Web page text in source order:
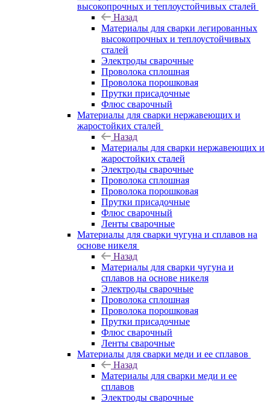
высокопрочных и теплоустойчивых сталей
Назад
Материалы для сварки легированных
высокопрочных и теплоустойчивых
сталей
Электроды сварочные
Проволока сплошная
Проволока порошковая
Прутки присадочные
Флюс сварочный
Материалы для сварки нержавеющих и
жаростойких сталей
Назад
Материалы для сварки нержавеющих и
жаростойких сталей
Электроды сварочные
Проволока сплошная
Проволока порошковая
Прутки присадочные
Флюс сварочный
Ленты сварочные
Материалы для сварки чугуна и сплавов на
основе никеля
Назад
Материалы для сварки чугуна и
сплавов на основе никеля
Электроды сварочные
Проволока сплошная
Проволока порошковая
Прутки присадочные
Флюс сварочный
Ленты сварочные
Материалы для сварки меди и ее сплавов
Назад
Материалы для сварки меди и ее
сплавов
Электроды сварочные